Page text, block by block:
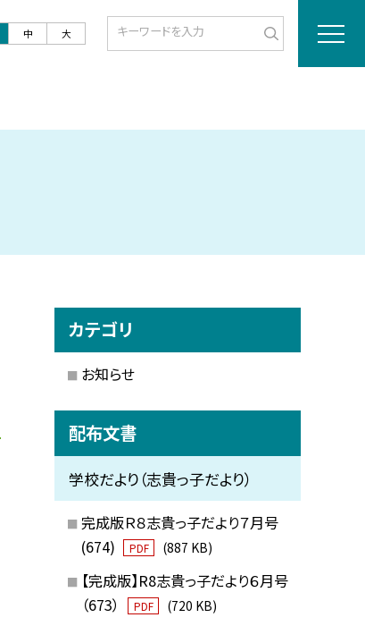
中 大
カテゴリ
お知らせ
配布文書
学校だより（志貴っ子だより）
完成版Ｒ８志貴っ子だより７月号
(674)
PDF (887 KB)
【完成版】R8志貴っ子だより６月号
（673）
PDF (720 KB)